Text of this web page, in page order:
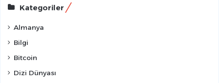
Kategoriler
Almanya
Bilgi
Bitcoin
Dizi Dünyası